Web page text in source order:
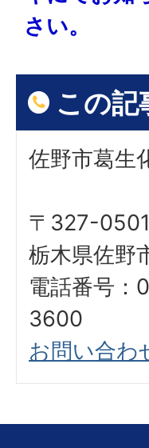
さい。
この記
佐野市葛生
〒327-0501
栃木県佐野
電話番号
3600
お問い合わ